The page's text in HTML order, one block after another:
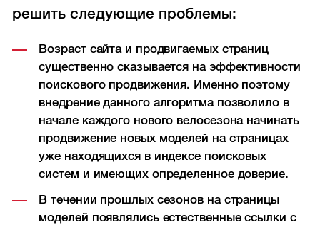
решить следующие проблемы:
Возраст сайта и продвигаемых страниц
существенно сказывается на эффективности
поискового продвижения. Именно поэтому
внедрение данного алгоритма позволило в
начале каждого нового велосезона начинать
продвижение новых моделей на страницах
уже находящихся в индексе поисковых
систем и имеющих определенное доверие.
В течении прошлых сезонов на страницы
моделей появлялись естественные ссылки с